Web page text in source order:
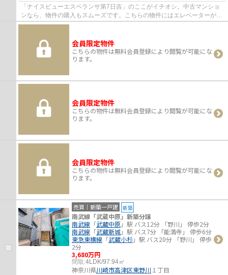
「ナイスビューエスペランサ第7日吉」のここがイチオシ。中古マンショ
ンなら、物件の購入もスムーズです。こちらの物件にはエレベーターがあ
ります。不動産のことでお悩みなら、先ずは...
会員限定物件
こちらの物件は無料会員登録により閲覧が可能にな
ります。
会員限定物件
こちらの物件は無料会員登録により閲覧が可能にな
ります。
会員限定物件
こちらの物件は無料会員登録により閲覧が可能にな
ります。
売買｜新築一戸建 新築
南武線「武蔵中原」新築分譲
南武線 「武蔵中原」駅 バス12分 「野川」 停歩2分
南武線 「武蔵新城」駅 バス7分 「能満寺」 停歩6分
東急東横線 「武蔵小杉」駅 バス20分 「野川」 停歩
2分
3,680万円
間取:4LDK/97.94㎡
神奈川県川崎市高津区東野川 １丁目